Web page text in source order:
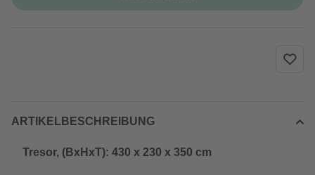
ARTIKELBESCHREIBUNG
Tresor, (BxHxT): 430 x 230 x 350 cm